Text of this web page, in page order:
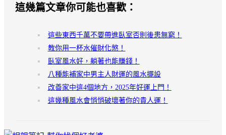
這幾篇文章你可能也喜歡：
這些東西千萬不要帶進臥室否則後患無窮！
教你用一杯水催財化煞！
臥室風水好，躺著也能賺錢！
八種能補家中男主人財運的風水擺設
改善家中這4個地方，2025年好運上門！
這幾種風水會悄悄破壞著你的貴人運！